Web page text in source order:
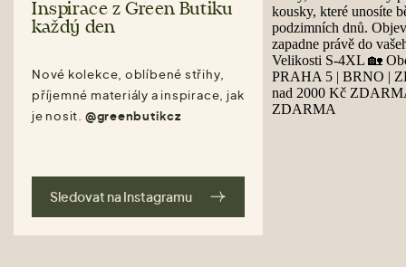
Inspirace z Green Butiku
každý den
Nové kolekce, oblíbené střihy,
příjemné materiály a inspirace, jak
je nosit. @greenbutikcz
Sledovat na Instagramu